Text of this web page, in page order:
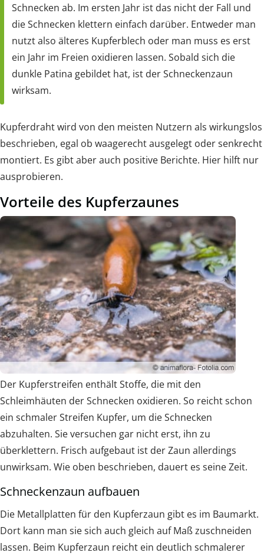
Schnecken ab. Im ersten Jahr ist das nicht der Fall und
die Schnecken klettern einfach darüber. Entweder man
nutzt also älteres Kupferblech oder man muss es erst
ein Jahr im Freien oxidieren lassen. Sobald sich die
dunkle Patina gebildet hat, ist der Schneckenzaun
wirksam.
Kupferdraht wird von den meisten Nutzern als wirkungslos
beschrieben, egal ob waagerecht ausgelegt oder senkrecht
montiert. Es gibt aber auch positive Berichte. Hier hilft nur
ausprobieren.
Vorteile des Kupferzaunes
Der Kupferstreifen enthält Stoffe, die mit den
Schleimhäuten der Schnecken oxidieren. So reicht schon
ein schmaler Streifen Kupfer, um die Schnecken
abzuhalten. Sie versuchen gar nicht erst, ihn zu
überklettern. Frisch aufgebaut ist der Zaun allerdings
unwirksam. Wie oben beschrieben, dauert es seine Zeit.
Schneckenzaun aufbauen
Die Metallplatten für den Kupferzaun gibt es im Baumarkt.
Dort kann man sie sich auch gleich auf Maß zuschneiden
lassen. Beim Kupferzaun reicht ein deutlich schmalerer